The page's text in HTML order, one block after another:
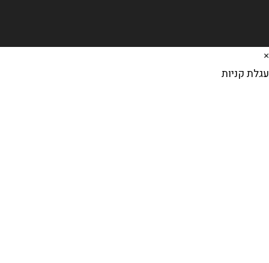
×
עגלת קניות